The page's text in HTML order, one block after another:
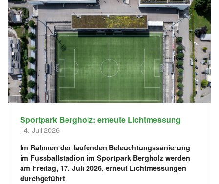
Sportpark Bergholz: erneute Lichtmessung
14. Juli 2026
Im Rahmen der laufenden Beleuchtungssanierung
im Fussballstadion im Sportpark Bergholz werden
am Freitag, 17. Juli 2026, erneut Lichtmessungen
durchgeführt.